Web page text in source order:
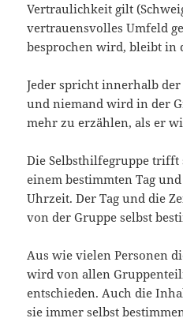
Vertraulichkeit gilt
vertrauensvolles Umfeld
besprochen wird, bleibt in
Jeder spricht innerhalb
und niemand wird in der
mehr zu erzählen, als er
Die Selbsthilfegruppe trifft
einem bestimmten Tag
Uhrzeit. Der Tag und die
von der Gruppe selbst
Aus wie vielen Personen
wird von allen
entschieden. Auch die
sie immer selbst